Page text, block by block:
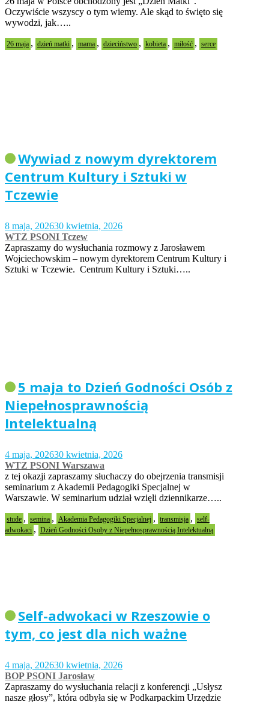
Oczywiście wszyscy o tym wiemy. Ale skąd to święto się
wywodzi, jak…..
26 maja , dzień matki , mama , dzieciństwo , kobieta , miłość , serce
Wywiad z nowym dyrektorem
Centrum Kultury i Sztuki w
Tczewie
8 maja, 202630 kwietnia, 2026
WTZ PSONI Tczew
Zapraszamy do wysłuchania rozmowy z Jarosławem
Wojciechowskim – nowym dyrektorem Centrum Kultury i
Sztuki w Tczewie. Centrum Kultury i Sztuki…..
5 maja to Dzień Godności Osób z
Niepełnosprawnością
Intelektualną
4 maja, 202630 kwietnia, 2026
WTZ PSONI Warszawa
z tej okazji zapraszamy słuchaczy do obejrzenia transmisji
seminarium z Akademii Pedagogiki Specjalnej w
Warszawie. W seminarium udział wzięli dziennikarze…..
stude , semina , Akademia Pedagogiki Specjalnej , transmisja , self-
adwokaci , Dzień Godności Osoby z Niepełnosprawnością Intelektualną
Self-adwokaci w Rzeszowie o
tym, co jest dla nich ważne
4 maja, 202630 kwietnia, 2026
BOP PSONI Jarosław
Zapraszamy do wysłuchania relacji z konferencji „Usłysz
nasze głosy”, która odbyła się w Podkarpackim Urzędzie